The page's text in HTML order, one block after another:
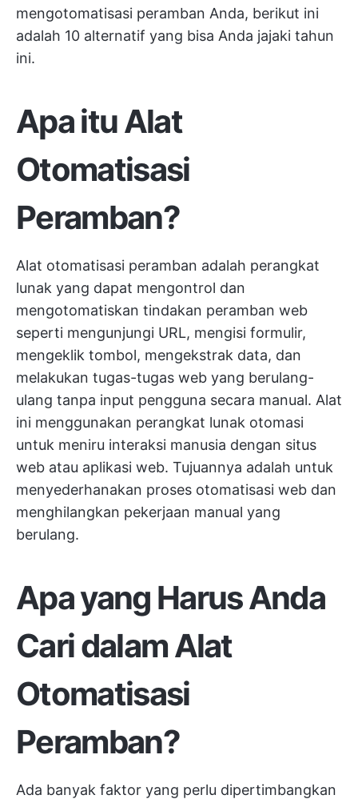
mengotomatisasi peramban Anda, berikut ini
adalah 10 alternatif yang bisa Anda jajaki tahun
ini.
Apa itu Alat
Otomatisasi
Peramban?
Alat otomatisasi peramban adalah perangkat
lunak yang dapat mengontrol dan
mengotomatiskan tindakan peramban web
seperti mengunjungi URL, mengisi formulir,
mengeklik tombol, mengekstrak data, dan
melakukan tugas-tugas web yang berulang-
ulang tanpa input pengguna secara manual. Alat
ini menggunakan perangkat lunak otomasi
untuk meniru interaksi manusia dengan situs
web atau aplikasi web. Tujuannya adalah untuk
menyederhanakan proses otomatisasi web dan
menghilangkan pekerjaan manual yang
berulang.
Apa yang Harus Anda
Cari dalam Alat
Otomatisasi
Peramban?
Ada banyak faktor yang perlu dipertimbangkan